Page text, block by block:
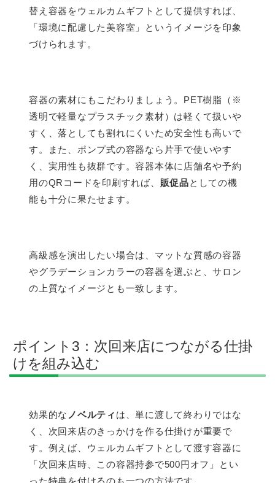
替え容器をウェルカムギフトとして提供すれば、
「環境に配慮した美容室」というイメージを印象
づけられます。
容器の素材にもこだわりましょう。PET樹脂（※
透明で軽量なプラスチック素材）は軽くて扱いや
すく、落としても割れにくいため安全性も高いで
す。また、ポンプ式の容器なら片手で使いやす
く、実用性も抜群です。容器本体に店舗名や予約
用のQRコードを印刷すれば、 販促品としての機
能も十分に果たせます。
高級感を演出したい場合は、マットな質感の容器
やグラデーションカラーの容器を選ぶと、サロン
の上質なイメージとも一致します。
ポイント3：次回来店につながる仕掛
けを組み込む
効果的な ノベルティ は、単に渡して終わりではな
く、次回来店のきっかけを作る仕掛けが重要で
す。例えば、ウェルカムギフトとして渡す容器に
「次回来店時、この容器持参で500円オフ」とい